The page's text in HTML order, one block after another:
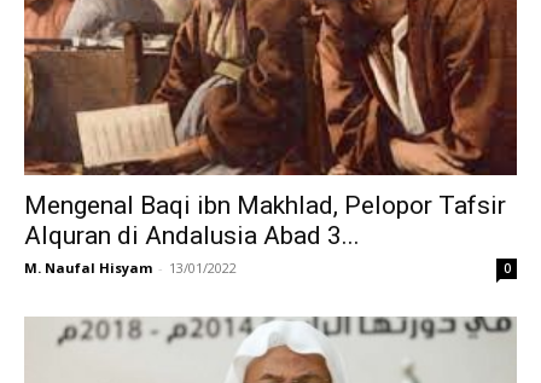
Mengenal Baqi ibn Makhlad, Pelopor Tafsir
Alquran di Andalusia Abad 3...
M. Naufal Hisyam - 13/01/2022 0